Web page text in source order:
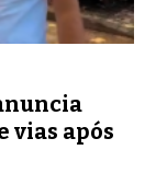
vias após